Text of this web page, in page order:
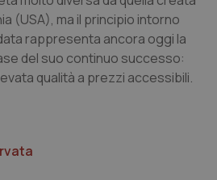
(USA), ma il principio intorno
rappresenta ancora oggi la
del suo continuo successo:
qualità a prezzi accessibili.